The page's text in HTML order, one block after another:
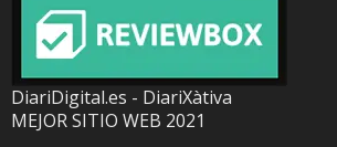
DiariDigital.es - DiariXàtiva
MEJOR SITIO WEB 2021